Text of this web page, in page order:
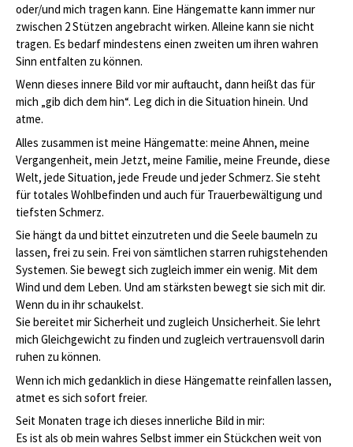
oder/und mich tragen kann. Eine Hängematte kann immer nur
zwischen 2 Stützen angebracht wirken. Alleine kann sie nicht
tragen. Es bedarf mindestens einen zweiten um ihren wahren
Sinn entfalten zu können.
Wenn dieses innere Bild vor mir auftaucht, dann heißt das für
mich „gib dich dem hin“. Leg dich in die Situation hinein. Und
atme.
Alles zusammen ist meine Hängematte: meine Ahnen, meine
Vergangenheit, mein Jetzt, meine Familie, meine Freunde, diese
Welt, jede Situation, jede Freude und jeder Schmerz. Sie steht
für totales Wohlbefinden und auch für Trauerbewältigung und
tiefsten Schmerz.
Sie hängt da und bittet einzutreten und die Seele baumeln zu
lassen, frei zu sein. Frei von sämtlichen starren ruhigstehenden
Systemen. Sie bewegt sich zugleich immer ein wenig. Mit dem
Wind und dem Leben. Und am stärksten bewegt sie sich mit dir.
Wenn du in ihr schaukelst.
Sie bereitet mir Sicherheit und zugleich Unsicherheit. Sie lehrt
mich Gleichgewicht zu finden und zugleich vertrauensvoll darin
ruhen zu können.
Wenn ich mich gedanklich in diese Hängematte reinfallen lassen,
atmet es sich sofort freier.
Seit Monaten trage ich dieses innerliche Bild in mir:
Es ist als ob mein wahres Selbst immer ein Stückchen weit von